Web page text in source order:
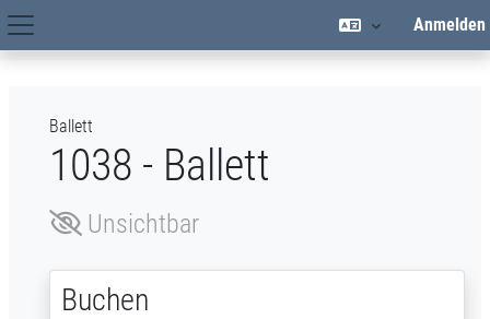
Zum Hauptinhalt
Hauptnavigation
Anmelden
Ballett
1038 - Ballett
Unsichtbar
Buchen